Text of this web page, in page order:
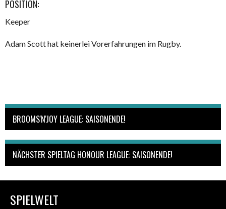
POSITION:
Keeper
Adam Scott hat keinerlei Vorerfahrungen im Rugby.
BROOMS'N'JOY LEAGUE: SAISONENDE!
NÄCHSTER SPIELTAG HONOUR LEAGUE: SAISONENDE!
SPIELWELT